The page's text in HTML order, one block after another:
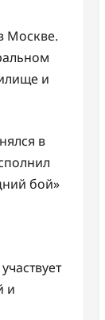
Москве.
и
в
бой»
и